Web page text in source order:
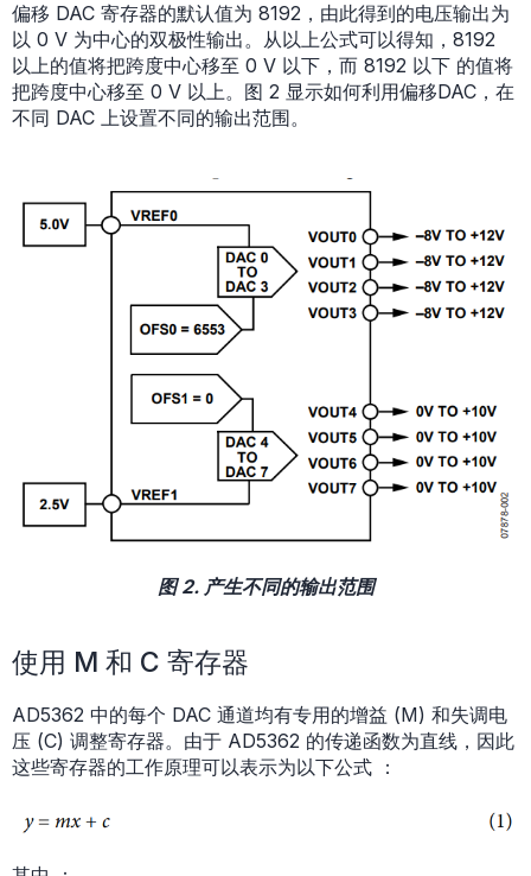
偏移 DAC 寄存器的默认值为 8192，由此得到的电压输出为
以 0 V 为中心的双极性输出。从以上公式可以得知，8192
以上的值将把跨度中心移至 0 V 以下，而 8192 以下 的值将
把跨度中心移至 0 V 以上。图 2 显示如何利用偏移DAC，在
不同 DAC 上设置不同的输出范围。
图 2. 产生不同的输出范围
使用 M 和 C 寄存器
AD5362 中的每个 DAC 通道均有专用的增益 (M) 和失调电
压 (C) 调整寄存器。由于 AD5362 的传递函数为直线，因此
这些寄存器的工作原理可以表示为以下公式 ：